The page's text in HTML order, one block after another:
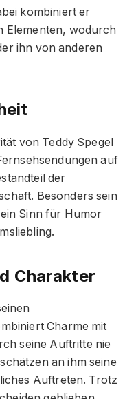
kombiniert er
Elementen, wodurch
ihn von anderen
von Teddy Spegel
auf
der
Besonders sein
Sinn für Humor
Charakter
Charme mit
seine Auftritte nie
an ihm seine
Auftreten. Trotz